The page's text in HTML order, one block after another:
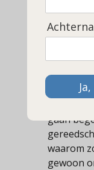
leveren
Bent u in
gaan
waarom
gewoon